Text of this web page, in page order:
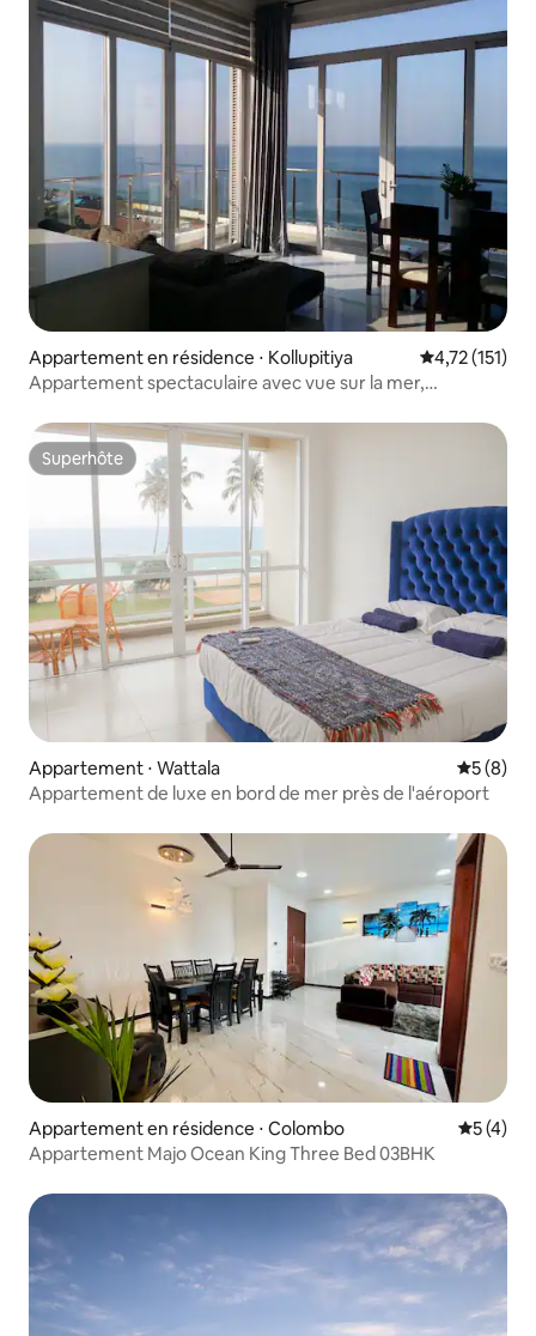
Appartement en résidence ⋅ Kollupitiya Évaluation
4,72 (151)
Appartement spectaculaire avec vue sur la mer,
Superhôte
Superhôte
Appartement ⋅ Wattala
5 (8)
Appartement de luxe en bord de mer près de l'aéroport
Appartement en résidence ⋅ Colombo
5 (4)
Appartement Majo Ocean King Three Bed 03BHK